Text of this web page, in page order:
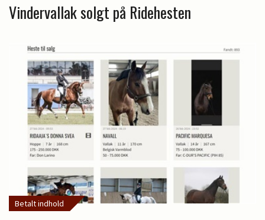
Vindervallak solgt på Ridehesten
Betalt indhold